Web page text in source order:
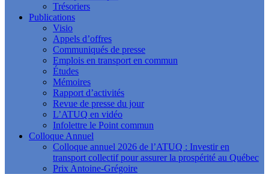
Trésoriers
Publications
Visio
Appels d’offres
Communiqués de presse
Emplois en transport en commun
Études
Mémoires
Rapport d’activités
Revue de presse du jour
L’ATUQ en vidéo
Infolettre le Point commun
Colloque Annuel
Colloque annuel 2026 de l’ATUQ : Investir en
transport collectif pour assurer la prospérité au Québec
Prix Antoine-Grégoire